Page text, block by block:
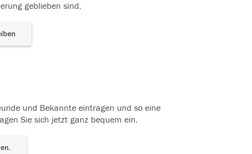
geblieben sind.
und Bekannte eintragen und so eine
Sie sich jetzt ganz bequem ein.